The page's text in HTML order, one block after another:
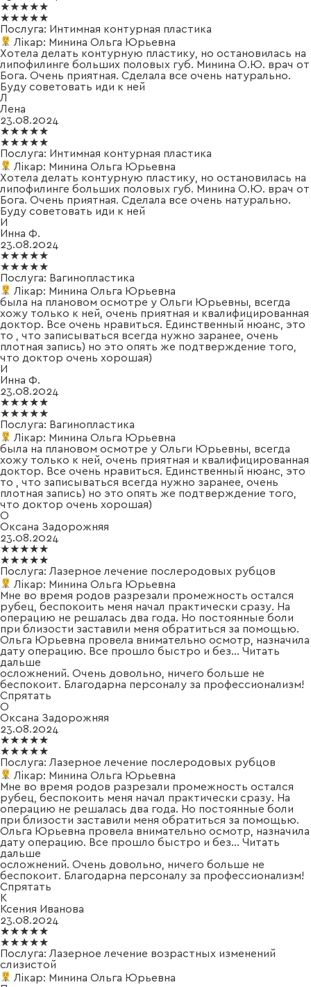
★★★★★
★★★★★
Послуга: Интимная контурная пластика
Лікар: Минина Ольга Юрьевна
Хотела делать контурную пластику, но остановилась на
липофилинге больших половых губ. Минина О.Ю. врач от
Бога. Очень приятная. Сделала все очень натурально.
Буду советовать иди к ней
Л
Лена
23.08.2024
★★★★★
★★★★★
Послуга: Интимная контурная пластика
Лікар: Минина Ольга Юрьевна
Хотела делать контурную пластику, но остановилась на
липофилинге больших половых губ. Минина О.Ю. врач от
Бога. Очень приятная. Сделала все очень натурально.
Буду советовать иди к ней
И
Инна Ф.
23.08.2024
★★★★★
★★★★★
Послуга: Вагинопластика
Лікар: Минина Ольга Юрьевна
была на плановом осмотре у Ольги Юрьевны, всегда
хожу только к ней, очень приятная и квалифицированная
доктор. Все очень нравиться. Единственный нюанс, это
то , что записываться всегда нужно заранее, очень
плотная запись) но это опять же подтверждение того,
что доктор очень хорошая)
И
Инна Ф.
23.08.2024
★★★★★
★★★★★
Послуга: Вагинопластика
Лікар: Минина Ольга Юрьевна
была на плановом осмотре у Ольги Юрьевны, всегда
хожу только к ней, очень приятная и квалифицированная
доктор. Все очень нравиться. Единственный нюанс, это
то , что записываться всегда нужно заранее, очень
плотная запись) но это опять же подтверждение того,
что доктор очень хорошая)
О
Оксана Задорожняя
23.08.2024
★★★★★
★★★★★
Послуга: Лазерное лечение послеродовых рубцов
Лікар: Минина Ольга Юрьевна
Мне во время родов разрезали промежность остался
рубец, беспокоить меня начал практически сразу. На
операцию не решалась два года. Но постоянные боли
при близости заставили меня обратиться за помощью.
Ольга Юрьевна провела внимательно осмотр, назначила
дату операцию. Все прошло быстро и без... Читать
дальше
осложнений. Очень довольно, ничего больше не
беспокоит. Благодарна персоналу за профессионализм!
Спрятать
О
Оксана Задорожняя
23.08.2024
★★★★★
★★★★★
Послуга: Лазерное лечение послеродовых рубцов
Лікар: Минина Ольга Юрьевна
Мне во время родов разрезали промежность остался
рубец, беспокоить меня начал практически сразу. На
операцию не решалась два года. Но постоянные боли
при близости заставили меня обратиться за помощью.
Ольга Юрьевна провела внимательно осмотр, назначила
дату операцию. Все прошло быстро и без... Читать
дальше
осложнений. Очень довольно, ничего больше не
беспокоит. Благодарна персоналу за профессионализм!
Спрятать
К
Ксения Иванова
23.08.2024
★★★★★
★★★★★
Послуга: Лазерное лечение возрастных изменений
слизистой
Лікар: Минина Ольга Юрьевна